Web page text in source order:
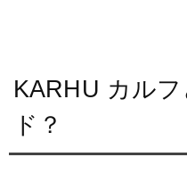
KARHU カル
ド？